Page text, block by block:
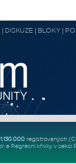
DISKUZE | BLOKY |
1.130.000registrovaných
a Regresní křivkyv sekci